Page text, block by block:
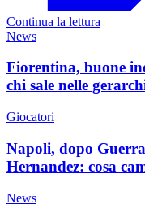
Continua la lettura
News
Fiorentina, buone
chi sale nelle
Giocatori
Napoli, dopo
Hernandez: cosa
News